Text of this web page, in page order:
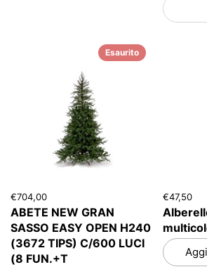
€704,00
ABETE NEW GRAN
SASSO EASY OPEN H240
(3672 TIPS) C/600 LUCI
(8 FUN.+T
Esaurito
€47,50